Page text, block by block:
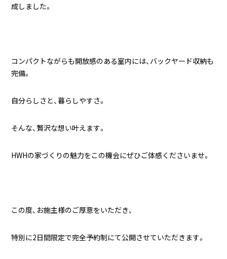
成しました。
コンパクトながらも開放感のある室内には、バックヤード収納も
完備。
自分らしさと、暮らしやすさ。
そんな、贅沢な想い叶えます。
HWHの家づくりの魅力をこの機会にぜひご体感くださいませ。
この度、お施主様のご厚意をいただき、
特別に2日間限定で完全予約制にて公開させていただきます。